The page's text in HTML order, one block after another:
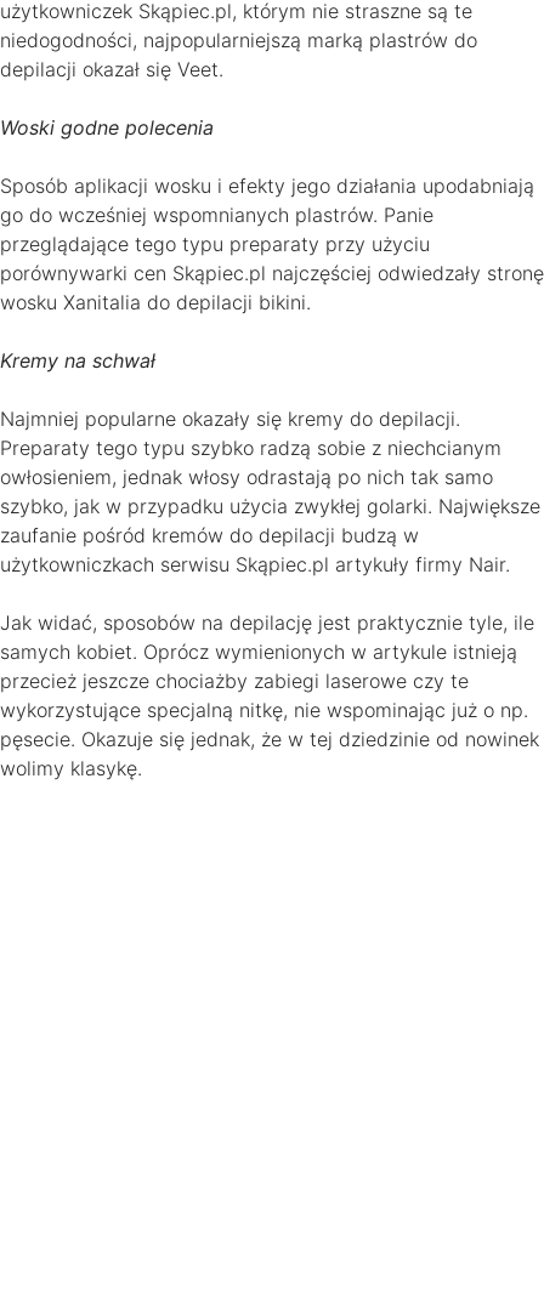
użytkowniczek Skąpiec.pl, którym nie straszne są te
niedogodności, najpopularniejszą marką plastrów do
depilacji okazał się Veet.
Woski godne polecenia
Sposób aplikacji wosku i efekty jego działania upodabniają
go do wcześniej wspomnianych plastrów. Panie
przeglądające tego typu preparaty przy użyciu
porównywarki cen Skąpiec.pl najczęściej odwiedzały stronę
wosku Xanitalia do depilacji bikini.
Kremy na schwał
Najmniej popularne okazały się kremy do depilacji.
Preparaty tego typu szybko radzą sobie z niechcianym
owłosieniem, jednak włosy odrastają po nich tak samo
szybko, jak w przypadku użycia zwykłej golarki. Największe
zaufanie pośród kremów do depilacji budzą w
użytkowniczkach serwisu Skąpiec.pl artykuły firmy Nair.
Jak widać, sposobów na depilację jest praktycznie tyle, ile
samych kobiet. Oprócz wymienionych w artykule istnieją
przecież jeszcze chociażby zabiegi laserowe czy te
wykorzystujące specjalną nitkę, nie wspominając już o np.
pęsecie. Okazuje się jednak, że w tej dziedzinie od nowinek
wolimy klasykę.